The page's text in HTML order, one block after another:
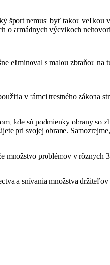
šport nemusí byť takou veľkou
o armádnych výcvikoch
eliminoval s malou zbraňou
v rámci trestného zákona
kde sú podmienky obrany so
pri svojej obrane.
problémov v rôznych
a snívania množstva